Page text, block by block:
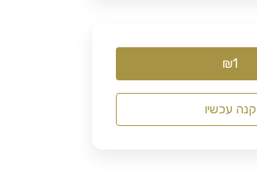
₪1
קנה עכשיו